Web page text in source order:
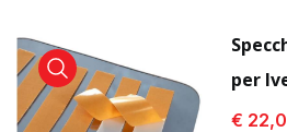
visualizza prodotto
per
€